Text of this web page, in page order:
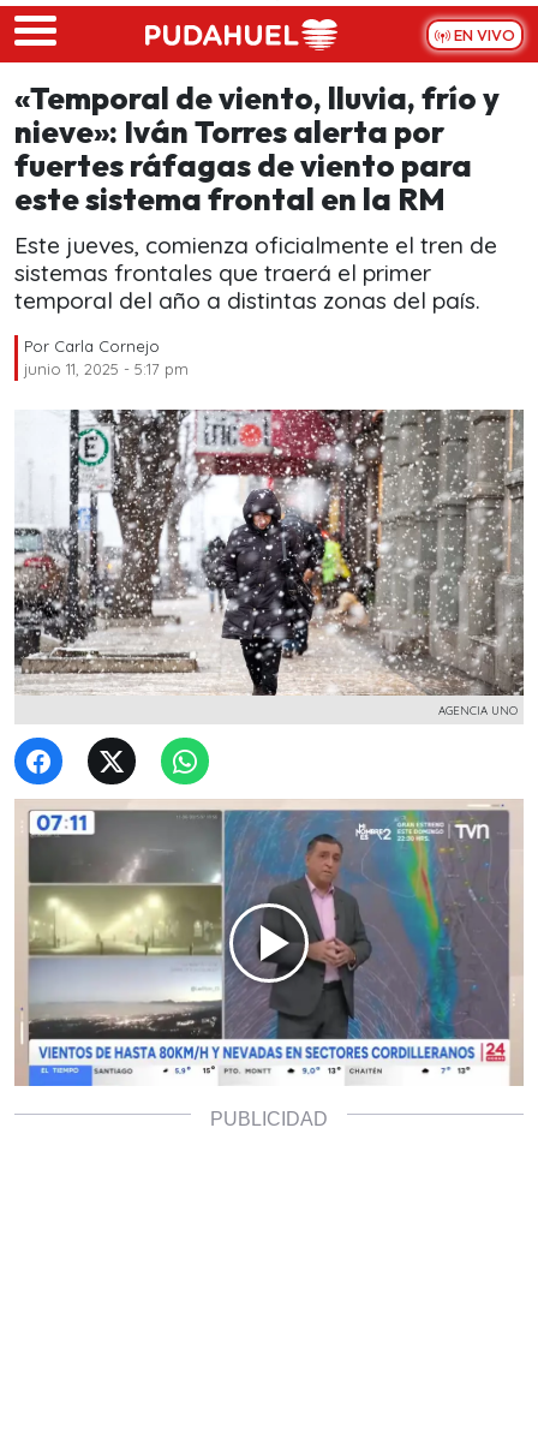
Skip to main content
EN VIVO
«Temporal de viento, lluvia, frío y
nieve»: Iván Torres alerta por
fuertes ráfagas de viento para
este sistema frontal en la RM
Este jueves, comienza oficialmente el tren de
sistemas frontales que traerá el primer
temporal del año a distintas zonas del país.
Por Carla Cornejo
junio 11, 2025 - 5:17 pm
AGENCIA UNO